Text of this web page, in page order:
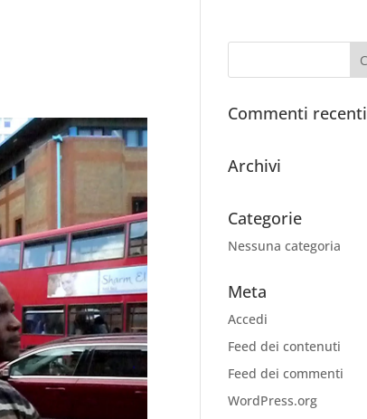
Commenti recenti
Archivi
Categorie
Nessuna categoria
Meta
Accedi
Feed dei contenuti
Feed dei commenti
WordPress.org